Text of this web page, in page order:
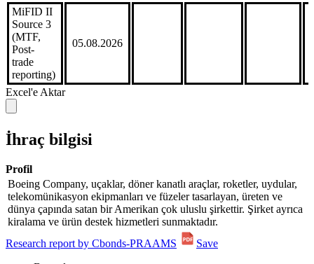
MiFID II
Source 3
(MTF,
Post-
trade
reporting)
05.08.2026
Excel'e Aktar
İhraç bilgisi
Profil
Boeing Company, uçaklar, döner kanatlı araçlar, roketler, uydular,
telekomünikasyon ekipmanları ve füzeler tasarlayan, üreten ve
dünya çapında satan bir Amerikan çok uluslu şirkettir. Şirket ayrıca
kiralama ve ürün destek hizmetleri sunmaktadır.
Research report by Cbonds-PRAAMS
Save